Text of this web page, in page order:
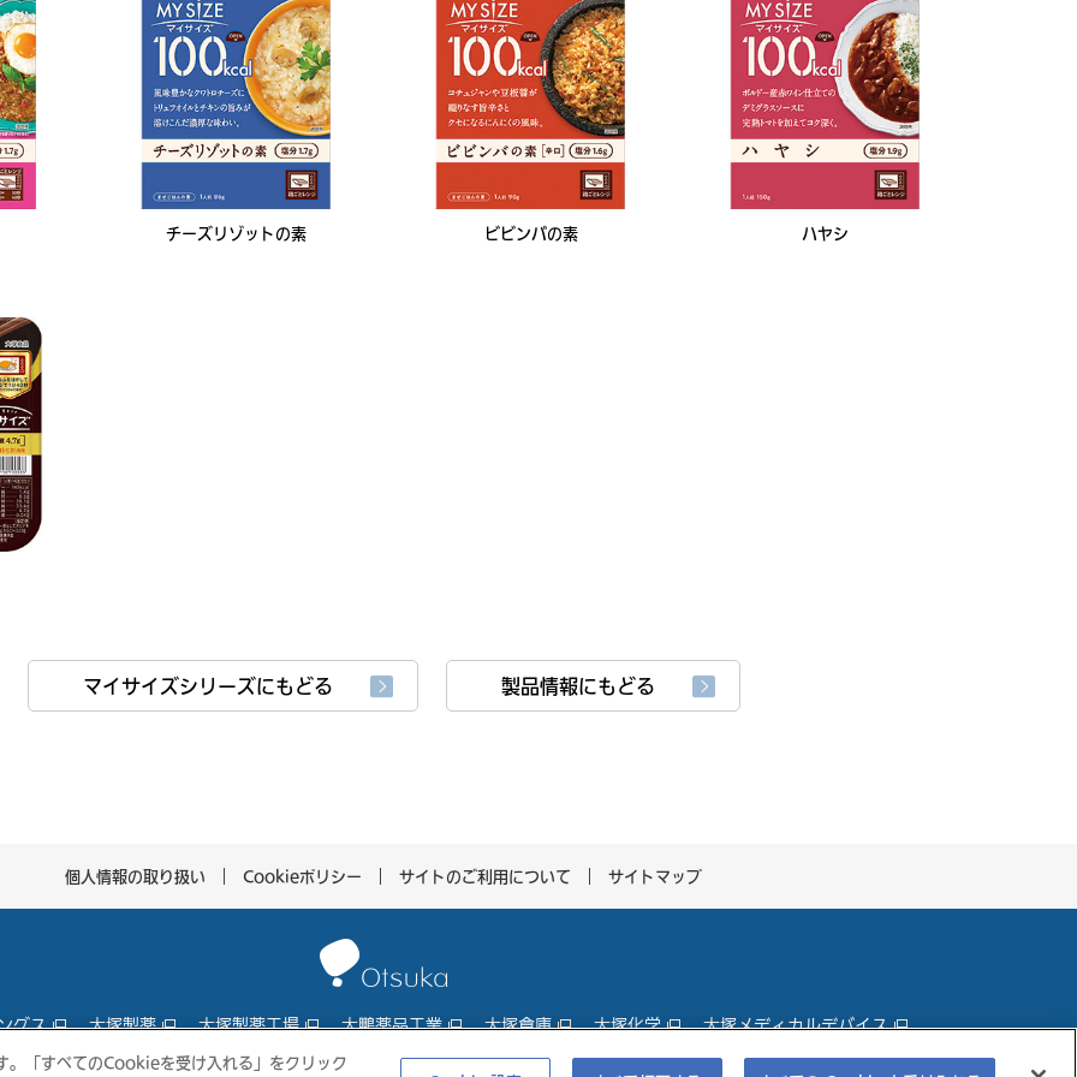
チーズリゾットの素 ビビンバの素 ハヤシ
マイサイズシリーズにもどる 製品情報にもどる
個人情報の取り扱い Cookieポリシー サイトのご利用について サイトマップ
グス 大塚製薬 大塚製薬工場 大鵬薬品工業 大塚倉庫 大塚化学 大塚メディカルデバイス
「すべてのCookieを受け入れる」をクリック